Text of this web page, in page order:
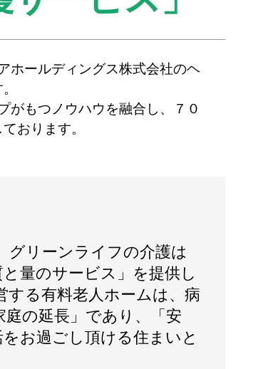
ホールディングス株式会社のヘ
がもつノウハウを融合し、７０
おります。
グリーンライフの介護は
と量のサービス」を提供し
する有料老人ホームは、病
の延長」であり、「安
お過ごし頂ける住まいと